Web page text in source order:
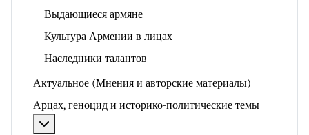
Выдающиеся армяне
Культура Армении в лицах
Наследники талантов
Актуальное (Мнения и авторские материалы)
Арцах, геноцид и историко-политические темы